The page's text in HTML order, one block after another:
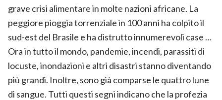
grave crisi alimentare in molte nazioni africane. La
peggiore pioggia torrenziale in 100 anni ha colpito il
sud-est del Brasile e ha distrutto innumerevoli case …
Ora in tutto il mondo, pandemie, incendi, parassiti di
locuste, inondazioni e altri disastri stanno diventando
più grandi. Inoltre, sono già comparse le quattro lune
di sangue. Tutti questi segni indicano che la profezia